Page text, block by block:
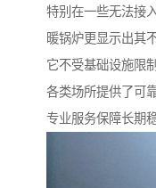
特别在一些无法接
暖锅炉更显示出其
它不受基础设施限
各类场所提供了可
专业服务保障长期